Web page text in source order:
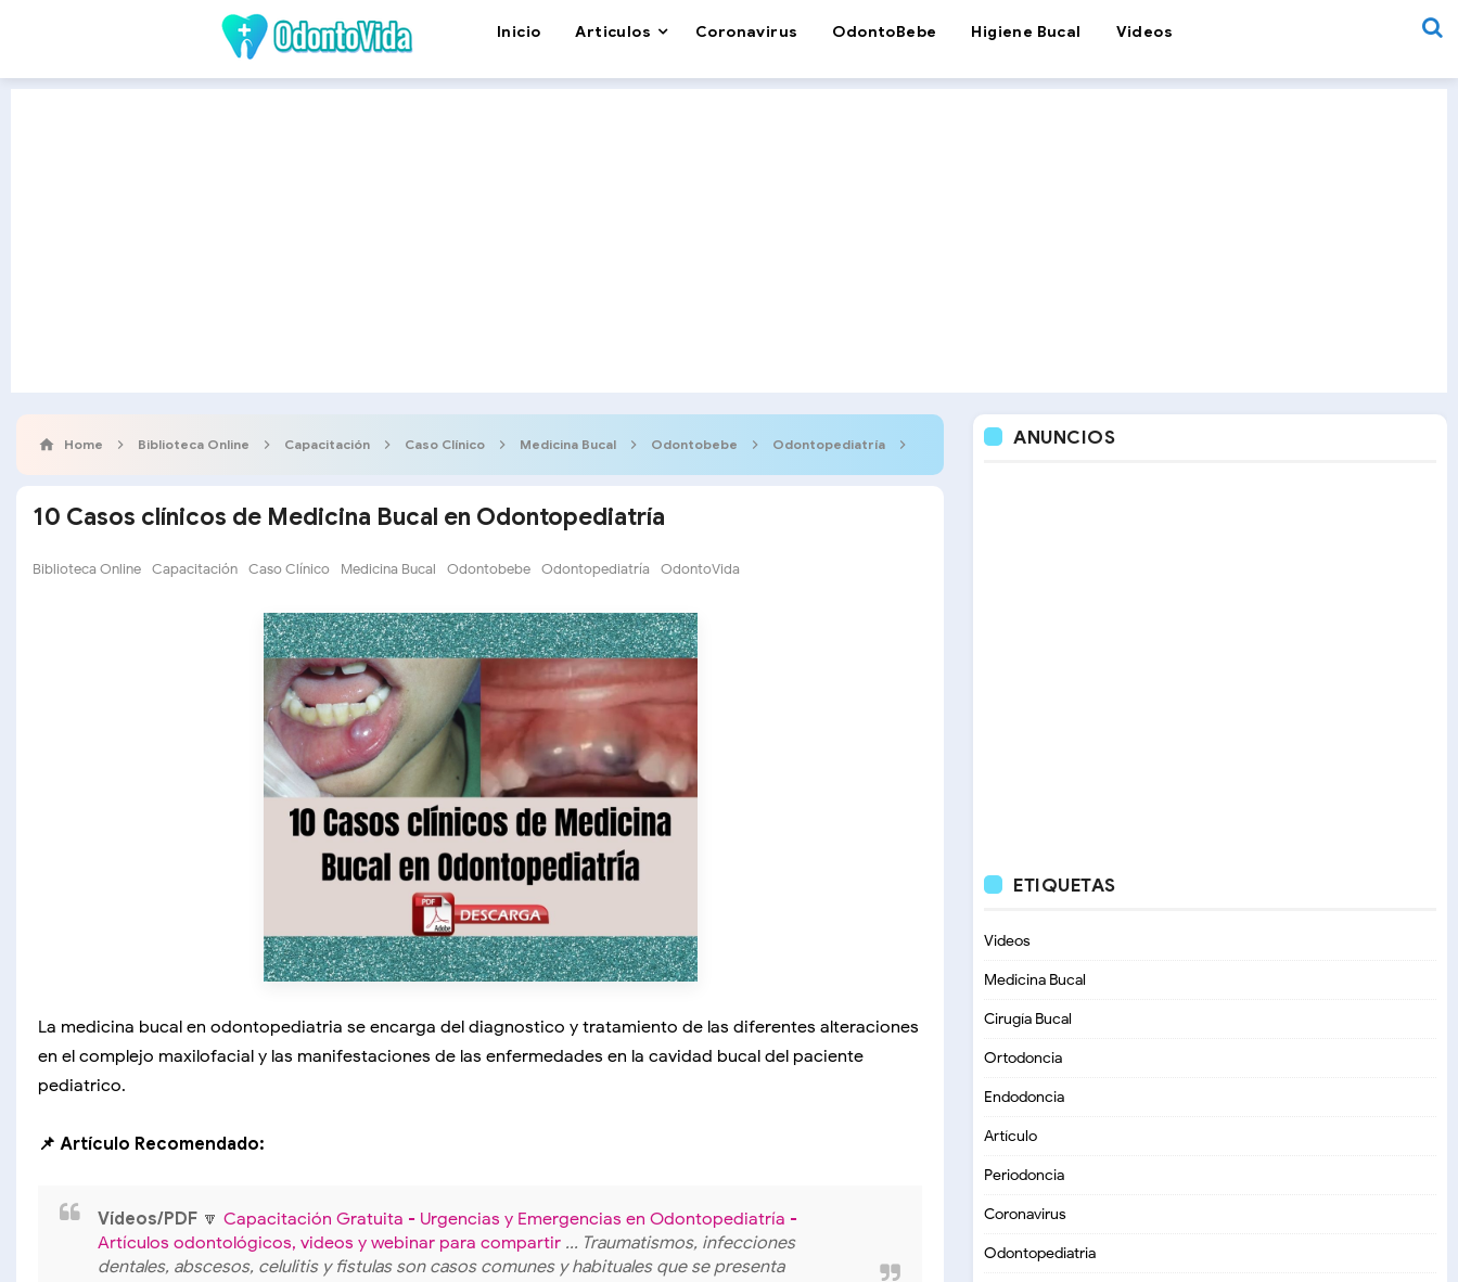
Inicio Articulos Coronavirus OdontoBebe Higiene Bucal Videos
Home Biblioteca Online Capacitación Caso Clínico Medicina Bucal Odontobebe Odontopediatría OdontoVida 10 Casos clínicos de Medicina Bucal en Odontopediatría
10 Casos clínicos de Medicina Bucal en Odontopediatría
Biblioteca Online Capacitación Caso Clínico Medicina Bucal Odontobebe Odontopediatría OdontoVida
La medicina bucal en odontopediatria se encarga del diagnostico y tratamiento de las diferentes alteraciones
en el complejo maxilofacial y las manifestaciones de las enfermedades en la cavidad bucal del paciente
pediatrico.
📌 Artículo Recomendado:
Vídeos/PDF 🔽 Capacitación Gratuita - Urgencias y Emergencias en Odontopediatría -
Artículos odontológicos, videos y webinar para compartir ... Traumatismos, infecciones
dentales, abscesos, celulitis y fistulas son casos comunes y habituales que se presenta
ANUNCIOS
ETIQUETAS
Videos
Medicina Bucal
Cirugía Bucal
Ortodoncia
Endodoncia
Artículo
Periodoncia
Coronavirus
Odontopediatria